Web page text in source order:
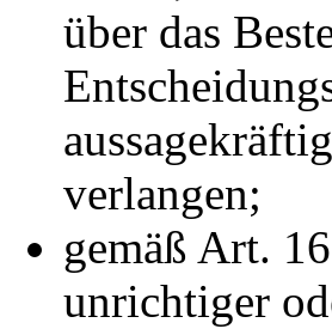
über das
verlangen;
gemäß Art.
unrichtiger